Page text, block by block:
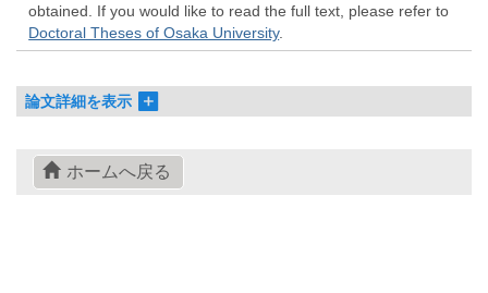
obtained. If you would like to read the full text, please refer to
Doctoral Theses of Osaka University.
論文詳細を表示
ホームへ戻る